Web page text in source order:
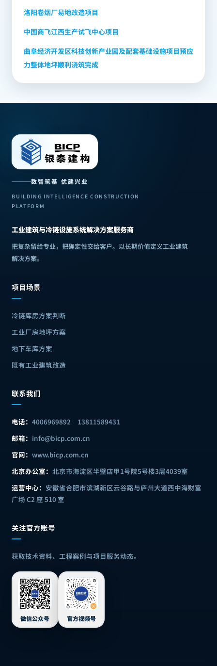
洛阳卷烟厂易地改造项目
中国商飞江西生产试飞中心项目
曲阜经济开发区科技创新产业园及配套基础设施项目预应
力整体地坪顺利浇筑完成
数智筑基 优建兴业
BUILDING INTELLIGENCE CONSTRUCTION
PLATFORM
工业建筑与冷链设施系统解决方案服务商
把复杂留给专业，把确定性交给客户。 以长期价值定义工业建筑
解决方案。
项目场景
冷链库房方案判断
工业厂房地坪方案
地下车库方案
既有工业建筑改造
联系我们
电话： 4006969892
13811589431
邮箱： info@bicp.com.cn
官网： www.bicp.com.cn
北京办公室： 北京市海淀区半壁店甲1号院5号楼3层4039室
运营中心： 安徽省合肥市滨湖新区云谷路与庐州大道西中海财富
广场 C2 座 510 室
关注官方账号
获取技术资料、工程案例与项目服务动态。
微信公众号 官方视频号